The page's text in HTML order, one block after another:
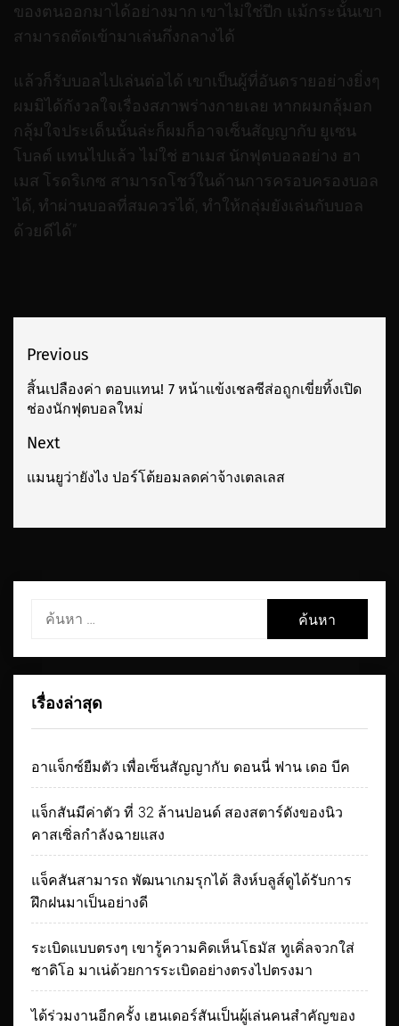
ของตนออกมาได้อย่างมาก เขาไม่ใช่ปีก แม้กระนั้นเขา
สามารถตัดเข้ามาเล่นกึ่งกลางได้
แล้วก็รับบอลไปเล่นต่อได้ เขาเป็นผู้ที่อันตรายอย่างยิ่งๆ
ผมมิได้กังวลใจเรื่องสภาพร่างกายเลย หากผมกลุ้มอก
กลุ้มใจประเด็นนั้นล่ะก็ผมก็อาจเซ็นสัญญากับ ยูเซน
โบลต์ แทนไปแล้ว ไม่ใช่ ฮาเมส นักฟุตบอลอย่าง ฮา
เมส โรดริเกซ สามารถโชว์ในด้านการครอบครองบอล
ได้, ทำผ่านบอลที่สมควรได้, ทำให้กลุ่มยังเล่นกับบอล
ด้วยดีได้”
เมนู
นำทาง
เรื่อง
Previous
Previous
post:
สิ้นเปลืองค่า ตอบแทน! 7 หน้าแข้งเชลซีส่อถูกเขี่ยทิ้งเปิด
ช่องนักฟุตบอลใหม่
Next
Next
แมนยูว่ายังไง ปอร์โต้ยอมลดค่าจ้างเตลเลส
ค้นหา
เรื่องล่าสุด
อาแจ็กซ์ยืมตัว เพื่อเซ็นสัญญากับ ดอนนี่ ฟาน เดอ บีค
แจ็กสันมีค่าตัว ที่ 32 ล้านปอนด์ สองสตาร์ดังของนิว
คาสเซิ่ลกำลังฉายแสง
แจ็คสันสามารถ พัฒนาเกมรุกได้ สิงห์บลูส์ดูได้รับการ
ฝึกฝนมาเป็นอย่างดี
ระเบิดแบบตรงๆ เขารู้ความคิดเห็นโธมัส ทูเคิ่ลจวกใส่
ซาดิโอ มาเน่ด้วยการระเบิดอย่างตรงไปตรงมา
ได้ร่วมงานอีกครั้ง เฮนเดอร์สันเป็นผู้เล่นคนสำคัญของ